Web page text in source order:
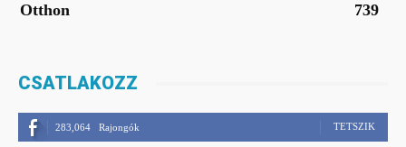
Otthon
739
CSATLAKOZZ
283,064 Rajongók TETSZIK